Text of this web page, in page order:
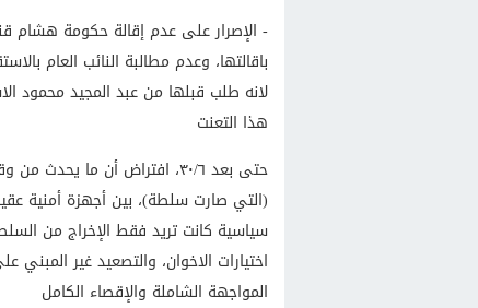
- الإصرار على عدم إقالة حكومة هشام
باقالتها، وعدم مطالبة النائب العام
لانه طلب قبلها من عبد المجيد محمود
هذا التعنت
حتى بعد ٣٠/٦، افتراض أن ما
(التي صارت سلطة)، بين أجهزة أمنية
سياسية كانت تريد فقط الإخراج من
اختيارات الاخوان، والتصعيد غير
المواجهة الشاملة والإقصاء الكامل